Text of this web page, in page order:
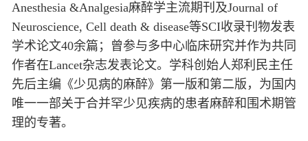
Anesthesia &Analgesia麻醉学主流期刊及Journal of
Neuroscience, Cell death & disease等SCI收录刊物发表
学术论文40余篇；曾参与多中心临床研究并作为共同
作者在Lancet杂志发表论文。学科创始人郑利民主任
先后主编《少见病的麻醉》第一版和第二版，为国内
唯一一部关于合并罕少见疾病的患者麻醉和围术期管
理的专著。